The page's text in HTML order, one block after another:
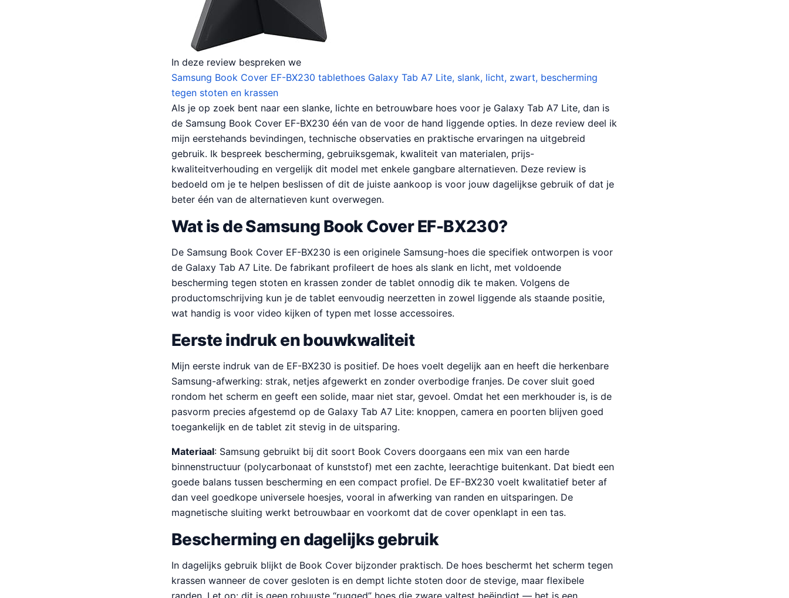
In deze review bespreken we
Samsung Book Cover EF-BX230 tablethoes Galaxy Tab A7 Lite, slank, licht, zwart, bescherming
tegen stoten en krassen
Als je op zoek bent naar een slanke, lichte en betrouwbare hoes voor je Galaxy Tab A7 Lite, dan is
de Samsung Book Cover EF-BX230 één van de voor de hand liggende opties. In deze review deel ik
mijn eerstehands bevindingen, technische observaties en praktische ervaringen na uitgebreid
gebruik. Ik bespreek bescherming, gebruiksgemak, kwaliteit van materialen, prijs-
kwaliteitverhouding en vergelijk dit model met enkele gangbare alternatieven. Deze review is
bedoeld om je te helpen beslissen of dit de juiste aankoop is voor jouw dagelijkse gebruik of dat je
beter één van de alternatieven kunt overwegen.
Wat is de Samsung Book Cover EF-BX230?
De Samsung Book Cover EF-BX230 is een originele Samsung-hoes die specifiek ontworpen is voor
de Galaxy Tab A7 Lite. De fabrikant profileert de hoes als slank en licht, met voldoende
bescherming tegen stoten en krassen zonder de tablet onnodig dik te maken. Volgens de
productomschrijving kun je de tablet eenvoudig neerzetten in zowel liggende als staande positie,
wat handig is voor video kijken of typen met losse accessoires.
Eerste indruk en bouwkwaliteit
Mijn eerste indruk van de EF-BX230 is positief. De hoes voelt degelijk aan en heeft die herkenbare
Samsung-afwerking: strak, netjes afgewerkt en zonder overbodige franjes. De cover sluit goed
rondom het scherm en geeft een solide, maar niet star, gevoel. Omdat het een merkhouder is, is de
pasvorm precies afgestemd op de Galaxy Tab A7 Lite: knoppen, camera en poorten blijven goed
toegankelijk en de tablet zit stevig in de uitsparing.
Materiaal: Samsung gebruikt bij dit soort Book Covers doorgaans een mix van een harde
binnenstructuur (polycarbonaat of kunststof) met een zachte, leerachtige buitenkant. Dat biedt een
goede balans tussen bescherming en een compact profiel. De EF-BX230 voelt kwalitatief beter af
dan veel goedkope universele hoesjes, vooral in afwerking van randen en uitsparingen. De
magnetische sluiting werkt betrouwbaar en voorkomt dat de cover openklapt in een tas.
Bescherming en dagelijks gebruik
In dagelijks gebruik blijkt de Book Cover bijzonder praktisch. De hoes beschermt het scherm tegen
krassen wanneer de cover gesloten is en dempt lichte stoten door de stevige, maar flexibele
randen. Let op: dit is geen robuuste “rugged” hoes die zware valtest beëindigt — het is een